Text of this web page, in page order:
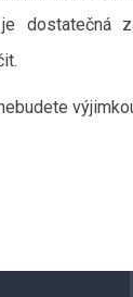
dostatečná